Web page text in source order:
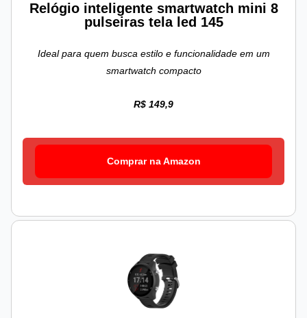
Relógio inteligente smartwatch mini 8
pulseiras tela led 145
Ideal para quem busca estilo e funcionalidade em um
smartwatch compacto
R$ 149,9
Comprar na Amazon